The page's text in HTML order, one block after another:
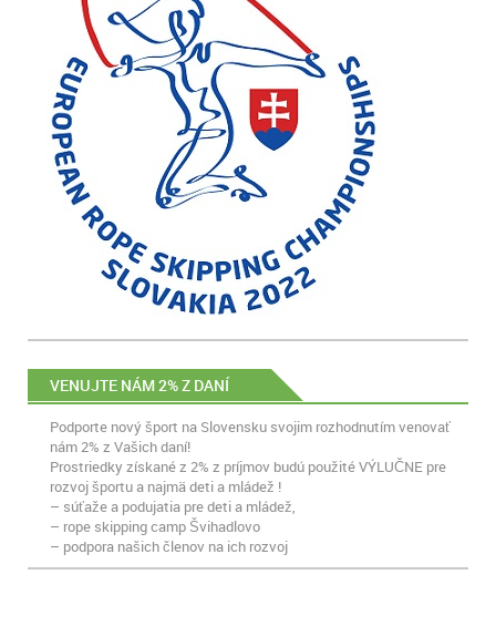
VENUJTE NÁM 2% Z DANÍ
Podporte nový šport na Slovensku svojim rozhodnutím venovať
nám 2% z Vašich daní!
Prostriedky získané z 2% z príjmov budú použité VÝLUČNE pre
rozvoj športu a najmä deti a mládež !
– súťaže a podujatia pre deti a mládež,
– rope skipping camp Švihadlovo
– podpora našich členov na ich rozvoj